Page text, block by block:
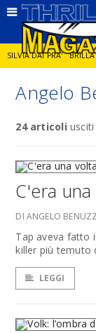
SILVIA DAI PRA'
JORGE DIAZ LA SPIA
Angelo
24 articoli
C'era
DI ANGELO
Tap aveva fatto
killer più temuto
LEGGI